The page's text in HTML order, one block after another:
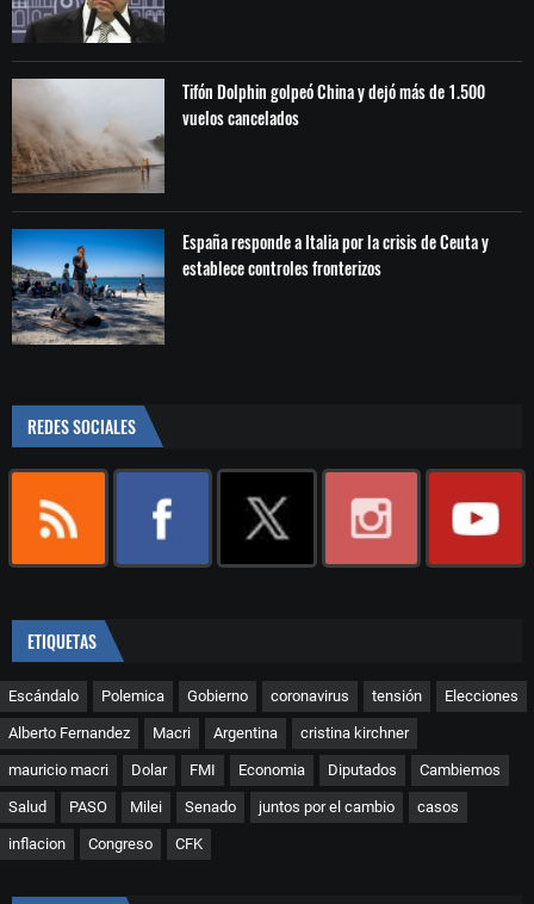
Tifón Dolphin golpeó China y dejó más de 1.500
vuelos cancelados
España responde a Italia por la crisis de Ceuta y
establece controles fronterizos
REDES SOCIALES
ETIQUETAS
Escándalo Polemica Gobierno coronavirus tensión Elecciones
Alberto Fernandez Macri Argentina cristina kirchner
mauricio macri Dolar FMI Economia Diputados Cambiemos
Salud PASO Milei Senado juntos por el cambio casos
inflacion Congreso CFK